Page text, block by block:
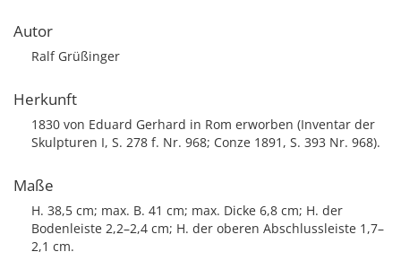
Autor
Ralf Grüßinger
Herkunft
1830 von Eduard Gerhard in Rom erworben (Inventar der
Skulpturen I, S. 278 f. Nr. 968; Conze 1891, S. 393 Nr. 968).
Maße
H. 38,5 cm; max. B. 41 cm; max. Dicke 6,8 cm; H. der
Bodenleiste 2,2–2,4 cm; H. der oberen Abschlussleiste 1,7–
2,1 cm.